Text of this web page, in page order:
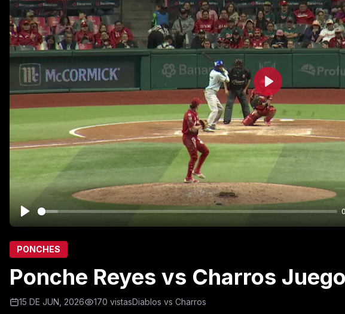
Play
PONCHES
Ponche Reyes vs Charros
15 DE JUN, 2026 170 vistasDiablos vs Charros